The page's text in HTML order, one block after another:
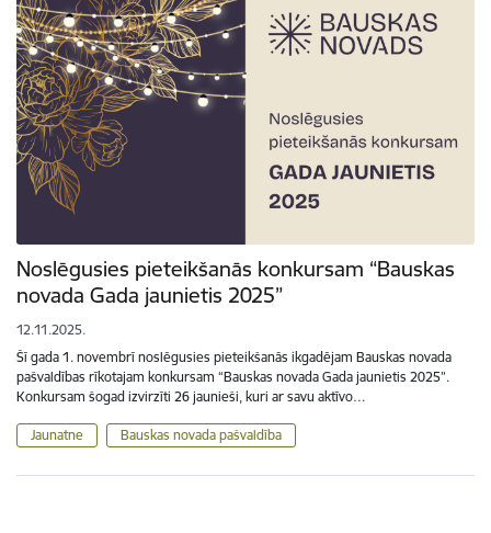
Noslēgusies pieteikšanās konkursam “Bauskas
novada Gada jaunietis 2025”
12.11.2025.
Šī gada 1. novembrī noslēgusies pieteikšanās ikgadējam Bauskas novada
pašvaldības rīkotajam konkursam “Bauskas novada Gada jaunietis 2025”.
Konkursam šogad izvirzīti 26 jaunieši, kuri ar savu aktīvo…
Jaunatne Bauskas novada pašvaldība